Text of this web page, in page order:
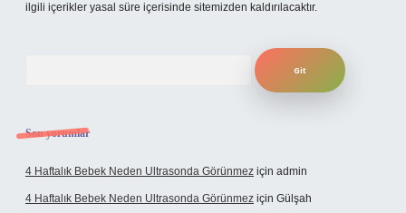
ilgili içerikler yasal süre içerisinde sitemizden kaldırılacaktır.
Son yorumlar
4 Haftalık Bebek Neden Ultrasonda Görünmez için admin
4 Haftalık Bebek Neden Ultrasonda Görünmez için Gülşah